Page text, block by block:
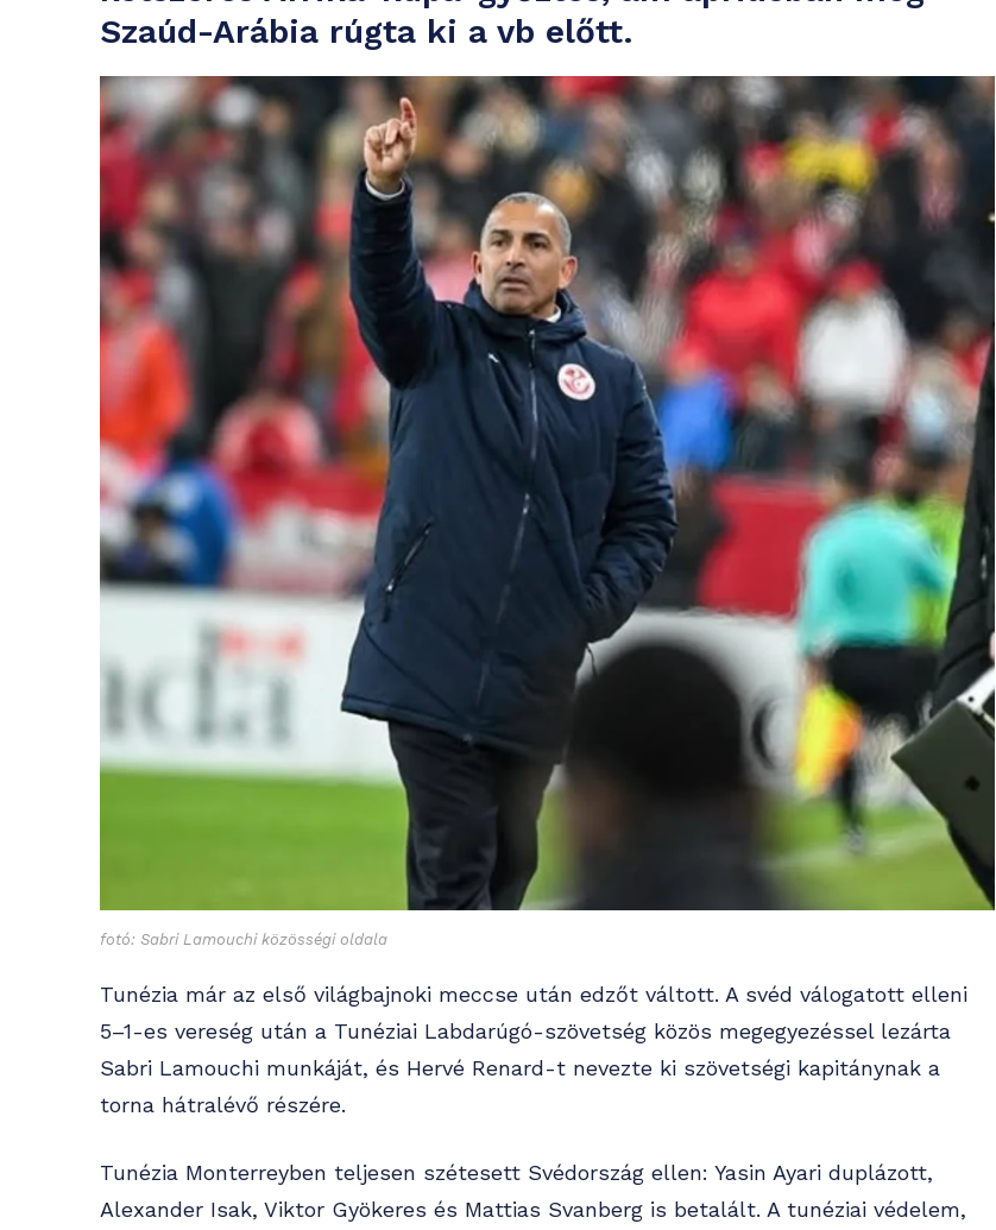
Szaúd-Arábia rúgta ki a vb előtt.
fotó: Sabri Lamouchi közösségi oldala
Tunézia már az első világbajnoki meccse után edzőt váltott. A svéd válogatott elleni
5–1-es vereség után a Tunéziai Labdarúgó-szövetség közös megegyezéssel lezárta
Sabri Lamouchi munkáját, és Hervé Renard-t nevezte ki szövetségi kapitánynak a
torna hátralévő részére.
Tunézia Monterreyben teljesen szétesett Svédország ellen: Yasin Ayari duplázott,
Alexander Isak, Viktor Gyökeres és Mattias Svanberg is betalált. A tunéziai védelem,